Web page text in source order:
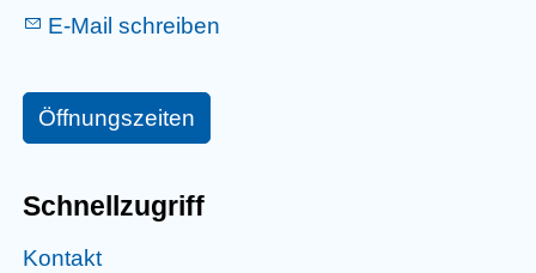
E-Mail schreiben
Öffnungszeiten
Schnellzugriff
Kontakt